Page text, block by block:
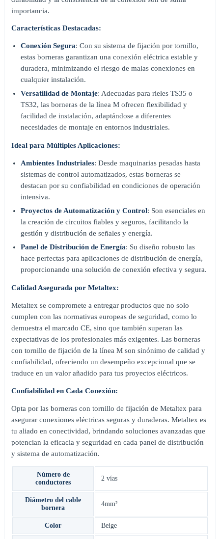
importancia.
Características Destacadas:
Conexión Segura: Con su sistema de fijación por tornillo,
estas borneras garantizan una conexión eléctrica estable y
duradera, minimizando el riesgo de malas conexiones en
cualquier instalación.
Versatilidad de Montaje: Adecuadas para rieles TS35 o
TS32, las borneras de la línea M ofrecen flexibilidad y
facilidad de instalación, adaptándose a diferentes
necesidades de montaje en entornos industriales.
Ideal para Múltiples Aplicaciones:
Ambientes Industriales: Desde maquinarias pesadas hasta
sistemas de control automatizados, estas borneras se
destacan por su confiabilidad en condiciones de operación
intensiva.
Proyectos de Automatización y Control: Son esenciales en
la creación de circuitos fiables y seguros, facilitando la
gestión y distribución de señales y energía.
Panel de Distribución de Energía: Su diseño robusto las
hace perfectas para aplicaciones de distribución de energía,
proporcionando una solución de conexión efectiva y segura.
Calidad Asegurada por Metaltex:
Metaltex se compromete a entregar productos que no solo
cumplen con las normativas europeas de seguridad, como lo
demuestra el marcado CE, sino que también superan las
expectativas de los profesionales más exigentes. Las borneras
con tornillo de fijación de la línea M son sinónimo de calidad y
confiabilidad, ofreciendo un desempeño excepcional que se
traduce en un valor añadido para tus proyectos eléctricos.
Confiabilidad en Cada Conexión:
Opta por las borneras con tornillo de fijación de Metaltex para
asegurar conexiones eléctricas seguras y duraderas. Metaltex es
tu aliado en conectividad, brindando soluciones avanzadas que
potencian la eficacia y seguridad en cada panel de distribución
y sistema de automatización.
Número de
conductores
2 vías
Diámetro del cable
bornera
4mm²
Color Beige